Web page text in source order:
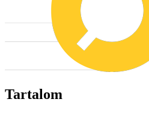
Tartalom